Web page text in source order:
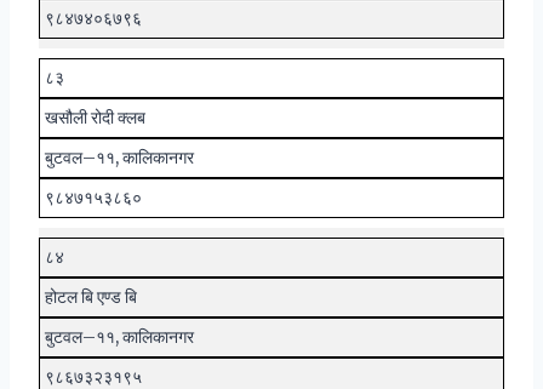
९८४७४०६७९६
८३
खसौली रोदी क्लब
बुटवल–११, कालिकानगर
९८४७१५३८६०
८४
होटल बि एण्ड बि
बुटवल–११, कालिकानगर
९८६७३२३१९५